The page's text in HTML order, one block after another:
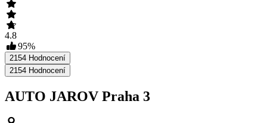
4.8
95%
2154 Hodnocení
2154 Hodnocení
AUTO JAROV Praha 3